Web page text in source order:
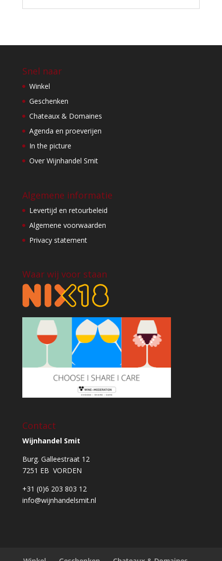
Snel naar
Winkel
Geschenken
Chateaux & Domaines
Agenda en proeverijen
In the picture
Over Wijnhandel Smit
Algemene informatie
Levertijd en retourbeleid
Algemene voorwaarden
Privacy statement
Waar wij voor staan
Contact
Wijnhandel Smit
Burg. Galleestraat 12
7251 EB VORDEN
+31 (0)6 203 803 12
info@wijnhandelsmit.nl